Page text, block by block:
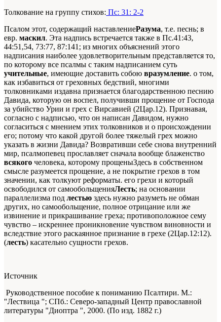
Толкование на группу стихов: Пс: 31: 2-2
Псалом этот, содержащий наставлениеРазума, т.е. песнь; в
евр. маскил. Эта надпись встречается также в Пс.41:43,
44:51,54, 73:77, 87:141; из многих объяснений этого
надписания наиболее удовлетворительным представляется то,
по которому все псалмы с таким надписанием суть
учительные, имеющие доставить собою вразумление. о том,
как избавиться от греховных бедствий, многими
толковниками издавна признается благодарственною песнию
Давида, которую он воспел, получивши прощение от Господа
за убийство Урии и грех с Вирсавией (2Цар.12). Признавая,
согласно с надписью, что он написан Давидом, нужно
согласиться с мнением этих толковников и о происхождении
его; потому что какой другой более тяжелый грех можно
указать в жизни Давида? Возвративши себе снова внутренний
мир, псалмопевец прославляет сначала вообще блаженство
всякого человека, которому прощеныЗдесь в собственном
смысле разумеется прощение, а не покрытие грехов в том
значении, как толкуют реформаты. его грехи и который
освободился от самообольщенияЛесть; на основании
параллелизма под лестью здесь нужно разуметь не обман
других, но самообольщение, полное отрицание или же
извинение и прикрашивание греха; противоположное сему
чувство – искреннее проникновение чувством виновности и
вследствие этого раскаянное признание в грехе (2Цар.12:12).
(лесть) касательно сущности грехов.
Источник
Руководственное пособие к пониманию Псалтири. М.:
"Лествица "; СПб.: Северо-западный Центр православной
литературы "Диоптра ", 2000. (По изд. 1882 г.)